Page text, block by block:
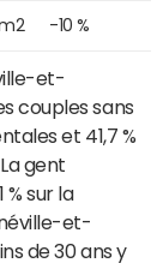
-10 %
et-
couples sans
et 41,7 %
gent
sur la
et-
de 30 ans y